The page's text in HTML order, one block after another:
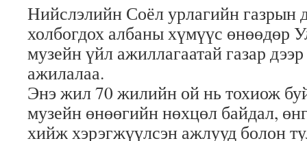
Нийслэлийн Соёл урлагийн газрын
холбогдох албаны хүмүүс өнөөдөр
музейн үйл ажиллагаатай газар
ажилалаа.
Энэ жил 70 жилийн ой нь тохиож
музейн өнөөгийн нөхцөл байдал,
хийж хэрэгжүүлсэн ажлууд болон